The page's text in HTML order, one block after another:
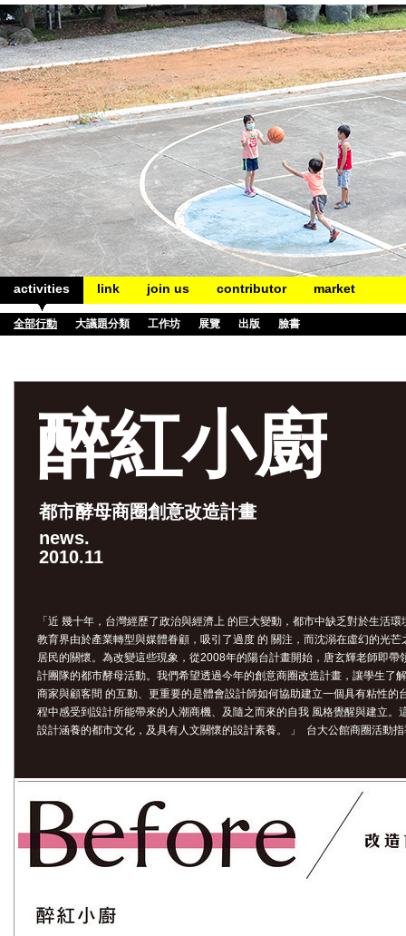
activities link join us contributor market
全部行動 大議題分類 工作坊 展覽 出版 臉書
醉紅小廚
都市酵母商圈創意改造計畫
news.
2010.11
「近 幾十年，台灣經歷了政治與經濟上 的巨大變動，都市中缺乏對於生活
教育界由於產業轉型與媒體眷顧，吸引了過度 的 關注，而沈溺在虛幻的光
居民的關懷。為改變這些現象，從2008年的陽台計畫開始，唐玄輝老師即
計團隊的都市酵母活動。我們希望透過今年的創意商圈改造計畫，讓學生了
商家與顧客間 的互動、更重要的是體會設計師如何協助建立一個具有粘性的
程中感受到設計所能帶來的人潮商機、及隨之而來的自我 風格覺醒與建立。
設計涵養的都市文化，及具有人文關懷的設計素養。 」 台大公館商圈活動